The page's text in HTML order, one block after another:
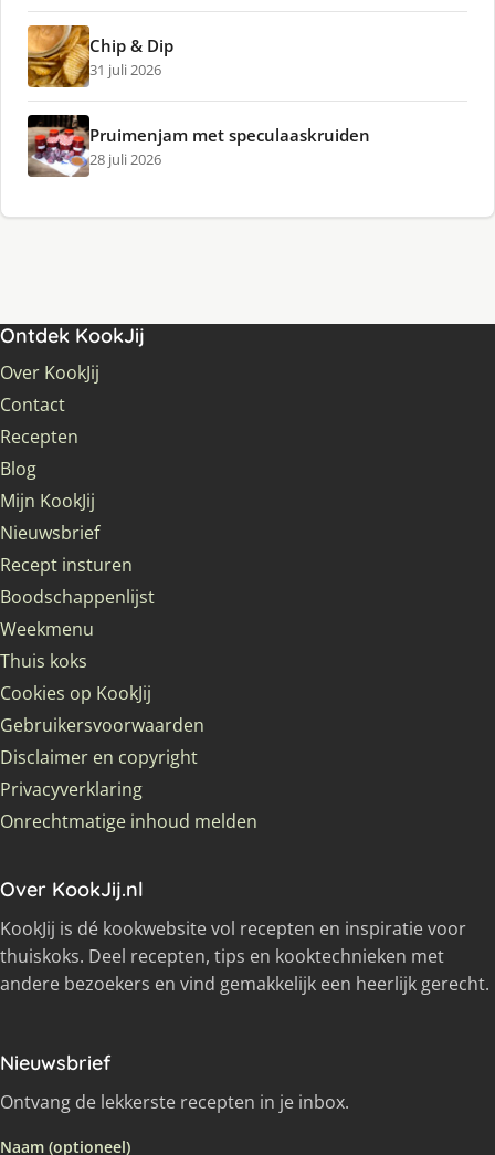
Chip & Dip
31 juli 2026
Pruimenjam met speculaaskruiden
28 juli 2026
Ontdek KookJij
Over KookJij
Contact
Recepten
Blog
Mijn KookJij
Nieuwsbrief
Recept insturen
Boodschappenlijst
Weekmenu
Thuis koks
Cookies op KookJij
Gebruikersvoorwaarden
Disclaimer en copyright
Privacyverklaring
Onrechtmatige inhoud melden
Over KookJij.nl
KookJij is dé kookwebsite vol recepten en inspiratie voor
thuiskoks. Deel recepten, tips en kooktechnieken met
andere bezoekers en vind gemakkelijk een heerlijk gerecht.
Nieuwsbrief
Ontvang de lekkerste recepten in je inbox.
Naam (optioneel)